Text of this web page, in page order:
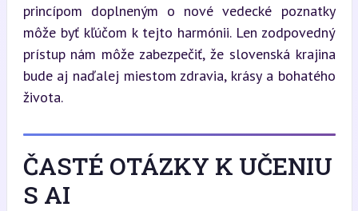
princípom doplneným o nové vedecké poznatky
môže byť kľúčom k tejto harmónii. Len zodpovedný
prístup nám môže zabezpečiť, že slovenská krajina
bude aj naďalej miestom zdravia, krásy a bohatého
života.
ČASTÉ OTÁZKY K UČENIU
S AI